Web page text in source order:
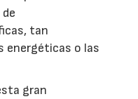
tan
energéticas o las
gran